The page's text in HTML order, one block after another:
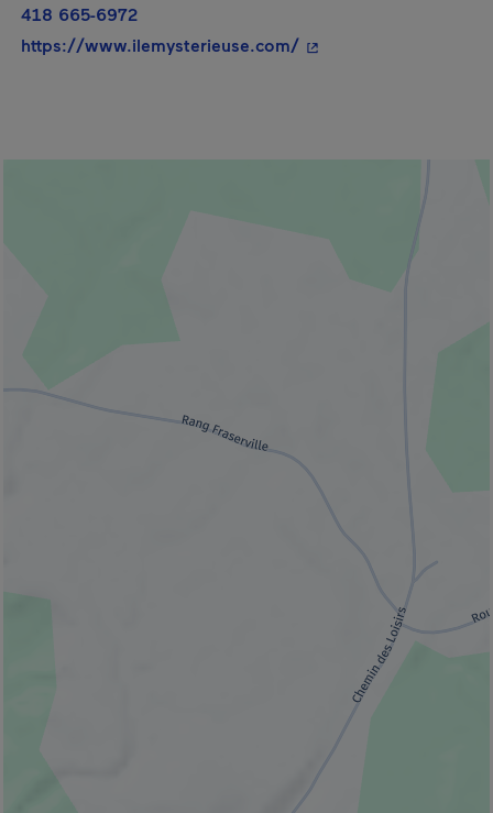
418 665-6972
https://www.ilemysterieuse.com/- Cet hyperlien